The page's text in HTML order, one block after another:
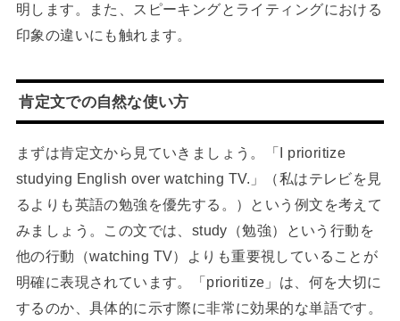
明します。また、スピーキングとライティングにおける
印象の違いにも触れます。
肯定文での自然な使い方
まずは肯定文から見ていきましょう。「I prioritize
studying English over watching TV.」（私はテレビを見
るよりも英語の勉強を優先する。）という例文を考えて
みましょう。この文では、study（勉強）という行動を
他の行動（watching TV）よりも重要視していることが
明確に表現されています。「prioritize」は、何を大切に
するのか、具体的に示す際に非常に効果的な単語です。